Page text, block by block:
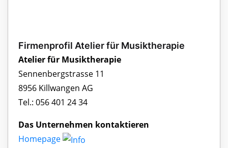
Firmenprofil Atelier für Musiktherapie
Atelier für Musiktherapie
Sennenbergstrasse 11
8956 Killwangen AG
Tel.: 056 401 24 34
Das Unternehmen kontaktieren
Homepage